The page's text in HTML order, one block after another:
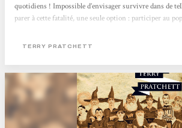
quotidiens ! Impossible d’envisager survivre dans de
parer à cette fatalité, une seule option : participer au
Juliette, les cuisinières de nuit, ainsi que de Trev et
TERRY PRATCHETT